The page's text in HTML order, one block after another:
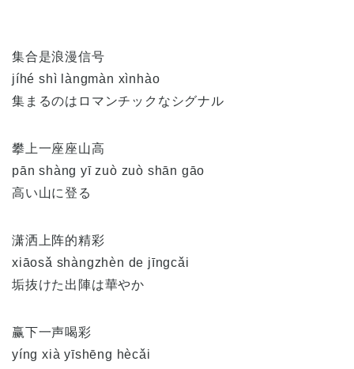
集合是浪漫信号
jíhé shì làngmàn xìnhào
集まるのはロマンチックなシグナル
攀上一座座山高
pān shàng yī zuò zuò shān gāo
高い山に登る
潇洒上阵的精彩
xiāosǎ shàngzhèn de jīngcǎi
垢抜けた出陣は華やか
赢下一声喝彩
yíng xià yīshēng hècǎi